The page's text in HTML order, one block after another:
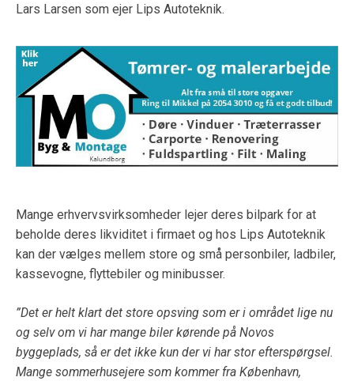
Lars Larsen som ejer Lips Autoteknik.
Mange erhvervsvirksomheder lejer deres bilpark for at
beholde deres likviditet i firmaet og hos Lips Autoteknik
kan der vælges mellem store og små personbiler, ladbiler,
kassevogne, flyttebiler og minibusser.
”Det er helt klart det store opsving som er i området lige nu
og selv om vi har mange biler kørende på Novos
byggeplads, så er det ikke kun der vi har stor efterspørgsel.
Mange sommerhusejere som kommer fra København,